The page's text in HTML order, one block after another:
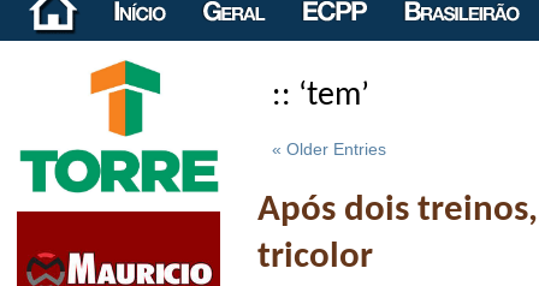
:: ‘tem’
« Older Entries
Após dois
tricolor